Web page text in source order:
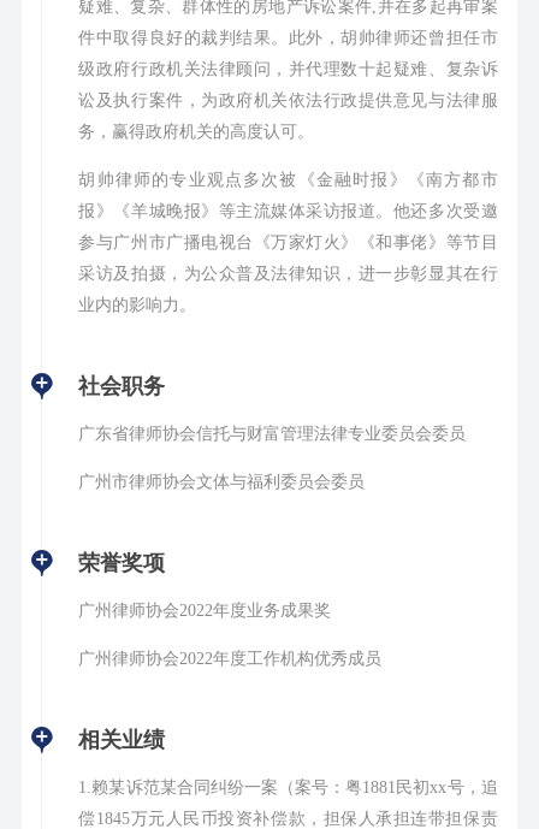
疑难、复杂、群体性的房地产诉讼案件,并在多起再审案
件中取得良好的裁判结果。此外，胡帅律师还曾担任市
级政府行政机关法律顾问，并代理数十起疑难、复杂诉
讼及执行案件，为政府机关依法行政提供意见与法律服
务，赢得政府机关的高度认可。
胡帅律师的专业观点多次被《金融时报》《南方都市
报》《羊城晚报》等主流媒体采访报道。他还多次受邀
参与广州市广播电视台《万家灯火》《和事佬》等节目
采访及拍摄，为公众普及法律知识，进一步彰显其在行
业内的影响力。
社会职务
广东省律师协会信托与财富管理法律专业委员会委员
广州市律师协会文体与福利委员会委员
荣誉奖项
广州律师协会2022年度业务成果奖
广州律师协会2022年度工作机构优秀成员
相关业绩
1.赖某诉范某合同纠纷一案（案号：粤1881民初xx号，追
偿1845万元人民币投资补偿款，担保人承担连带担保责